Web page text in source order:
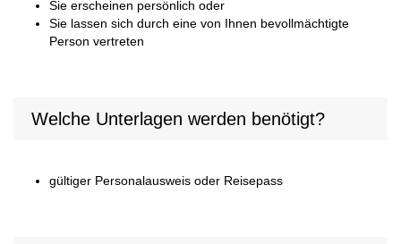
Sie erscheinen persönlich oder
Sie lassen sich durch eine von Ihnen bevollmächtigte
Person vertreten
Welche Unterlagen werden benötigt?
gültiger Personalausweis oder Reisepass